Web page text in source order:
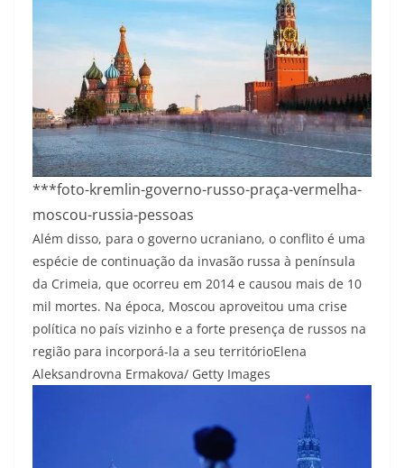
***foto-kremlin-governo-russo-praça-vermelha-
moscou-russia-pessoas
Além disso, para o governo ucraniano, o conflito é uma
espécie de continuação da invasão russa à península
da Crimeia, que ocorreu em 2014 e causou mais de 10
mil mortes. Na época, Moscou aproveitou uma crise
política no país vizinho e a forte presença de russos na
região para incorporá-la a seu territórioElena
Aleksandrovna Ermakova/ Getty Images